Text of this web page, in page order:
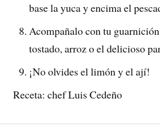
base la yuca y encima el
Acompañalo con tu
tostado, arroz o el delicioso
¡No olvides el limón y el ají!
Receta: chef Luis Cedeño